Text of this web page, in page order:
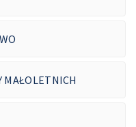
MAŁOLETNICH